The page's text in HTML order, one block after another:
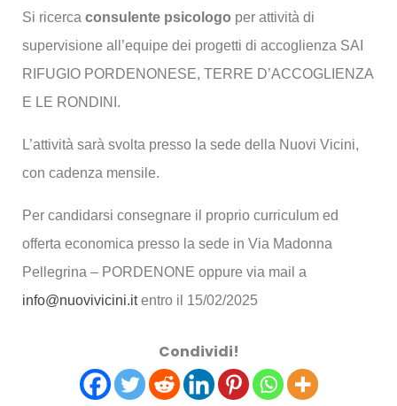
Si ricerca consulente psicologo per attività di
supervisione all’equipe dei progetti di accoglienza SAI
RIFUGIO PORDENONESE, TERRE D’ACCOGLIENZA
E LE RONDINI.
L’attività sarà svolta presso la sede della Nuovi Vicini,
con cadenza mensile.
Per candidarsi consegnare il proprio curriculum ed
offerta economica presso la sede in Via Madonna
Pellegrina – PORDENONE oppure via mail a
info@nuovivicini.itentro il 15/02/2025
Condividi!